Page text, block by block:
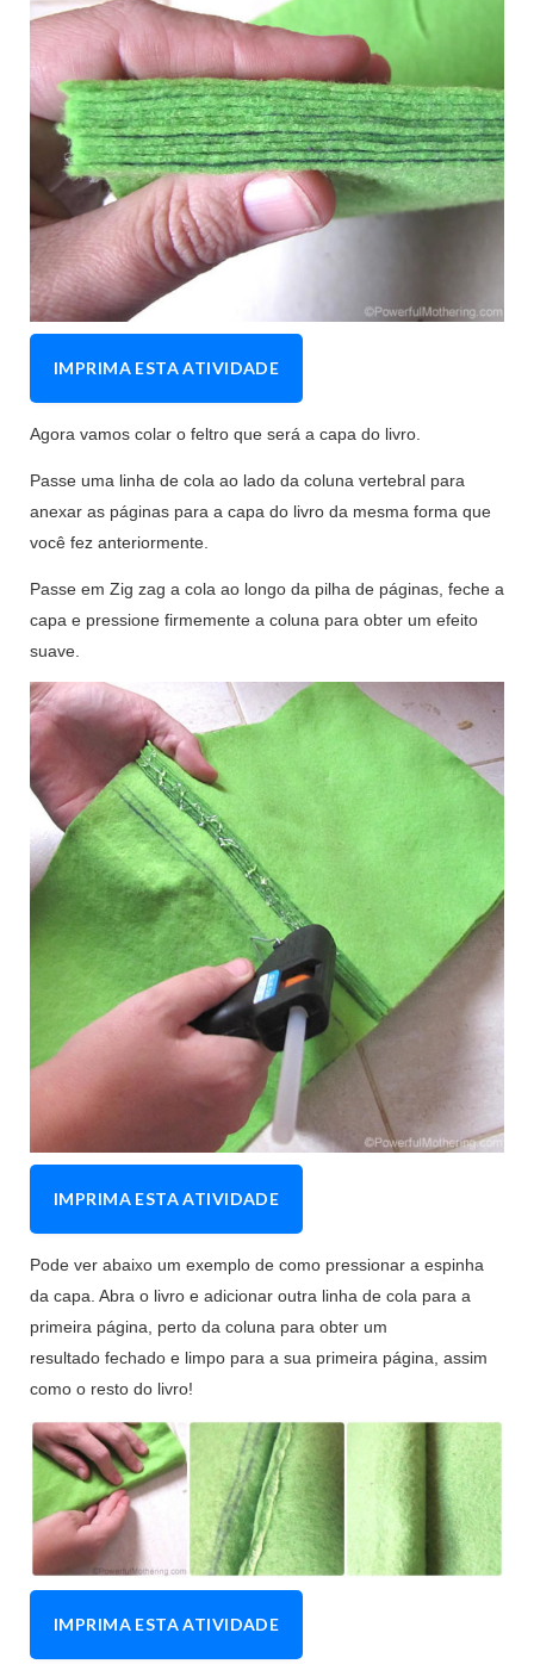
IMPRIMA ESTA ATIVIDADE
Agora vamos colar o feltro que será a capa do livro.
Passe uma linha de cola ao lado da coluna vertebral para
anexar as páginas para a capa do livro da mesma forma que
você fez anteriormente.
Passe em Zig zag a cola ao longo da pilha de páginas, feche a
capa e pressione firmemente a coluna para obter um efeito
suave.
IMPRIMA ESTA ATIVIDADE
Pode ver abaixo um exemplo de como pressionar a espinha
da capa. Abra o livro e adicionar outra linha de cola para a
primeira página, perto da coluna para obter um
resultado fechado e limpo para a sua primeira página, assim
como o resto do livro!
IMPRIMA ESTA ATIVIDADE